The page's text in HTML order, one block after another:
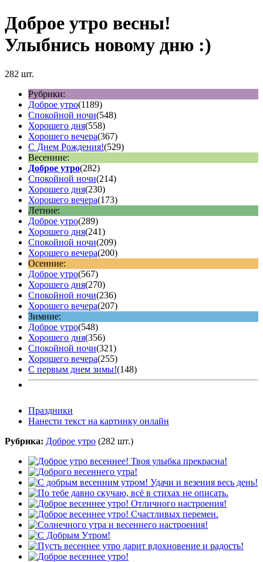
Доброе утро весны!
Улыбнись новому дню :)
282 шт.
Рубрики:
Доброе утро(1189)
Спокойной ночи(548)
Хорошего дня(558)
Хорошего вечера(367)
С Днем Рождения!(529)
Весенние:
Доброе утро(282)
Спокойной ночи(214)
Хорошего дня(230)
Хорошего вечера(173)
Летние:
Доброе утро(289)
Хорошего дня(241)
Спокойной ночи(209)
Хорошего вечера(200)
Осенние:
Доброе утро(567)
Хорошего дня(270)
Спокойной ночи(236)
Хорошего вечера(207)
Зимние:
Доброе утро(548)
Хорошего дня(356)
Спокойной ночи(321)
Хорошего вечера(255)
С первым днем зимы!(148)
Праздники
Нанести текст на картинку онлайн
Рубрика: Доброе утро (282 шт.)